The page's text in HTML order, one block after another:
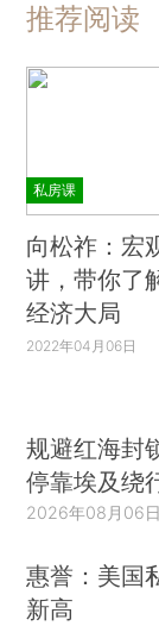
推荐阅读
私房课
向松祚：宏
讲，带你了
经济大局
2022年04月06日
规避红海封
停靠埃及绕
2026年08月06日
惠誉：美国
新高